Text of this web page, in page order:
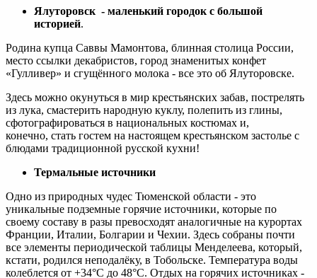
Ялуторовск - маленький городок с большой
историей.
Родина купца Саввы Мамонтова, блинная столица России,
место ссылки декабристов, город знаменитых конфет
«Гулливер» и сгущённого молока - все это об Ялуторовске.
Здесь можно окунуться в мир крестьянских забав, пострелять
из лука, смастерить народную куклу, полепить из глины,
сфотографироваться в национальных костюмах и,
конечно, стать гостем на настоящем крестьянском застолье с
блюдами традиционной русской кухни!
Термальные источники
Одно из природных чудес Тюменской области - это
уникальные подземные горячие источники, которые по
своему составу в разы превосходят аналогичные на курортах
Франции, Италии, Болгарии и Чехии. Здесь собраны почти
все элементы периодической таблицы Менделеева, который,
кстати, родился неподалёку, в Тобольске. Температура воды
колеблется от +34°С до 48°С. Отдых на горячих источниках -